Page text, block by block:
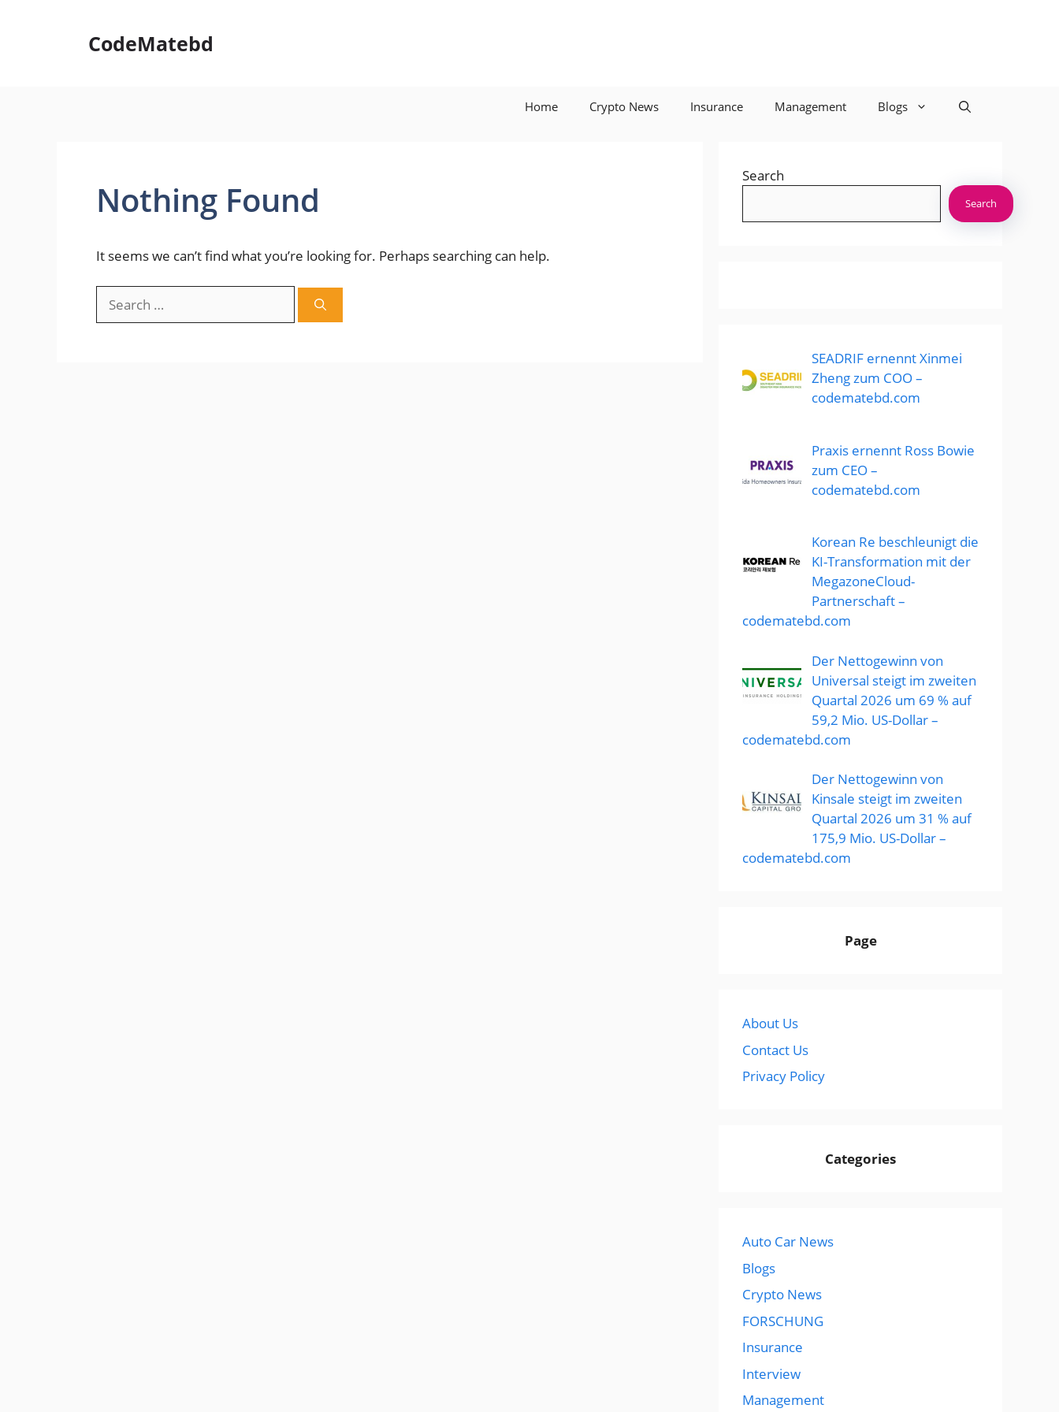
CodeMatebd
Home Crypto News Insurance Management Blogs
Nothing Found
It seems we can’t find what you’re looking for. Perhaps searching can help.
for:
Search
Search
SEADRIF ernennt Xinmei
Zheng zum COO –
codematebd.com
Praxis ernennt Ross Bowie
zum CEO –
codematebd.com
Korean Re beschleunigt die
KI-Transformation mit der
MegazoneCloud-
Partnerschaft –
codematebd.com
Der Nettogewinn von
Universal steigt im zweiten
Quartal 2026 um 69 % auf
59,2 Mio. US-Dollar –
codematebd.com
Der Nettogewinn von
Kinsale steigt im zweiten
Quartal 2026 um 31 % auf
175,9 Mio. US-Dollar –
codematebd.com
Page
About Us
Contact Us
Privacy Policy
Categories
Auto Car News
Blogs
Crypto News
FORSCHUNG
Insurance
Interview
Management